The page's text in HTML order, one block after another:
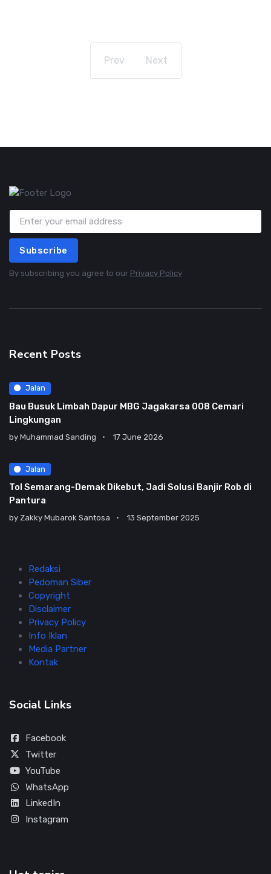
Prev Next
Subscribe
By subscribing you agree to our Privacy Policy
Recent Posts
Jalan
Bau Busuk Limbah Dapur MBG Jagakarsa 008 Cemari
Lingkungan
by Muhammad Sanding 17 June 2026
Jalan
Tol Semarang-Demak Dikebut, Jadi Solusi Banjir Rob di
Pantura
by Zakky Mubarok Santosa 13 September 2025
Redaksi
Pedoman Siber
Copyright
Disclaimer
Privacy Policy
Info Iklan
Media Partner
Kontak
Social Links
Facebook
Twitter
YouTube
WhatsApp
LinkedIn
Instagram